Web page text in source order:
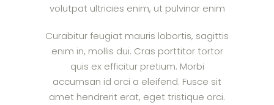
volutpat ultricies enim, ut pulvinar enim
Curabitur feugiat mauris lobortis, sagittis
enim in, mollis dui. Cras porttitor tortor
quis ex efficitur pretium. Morbi
accumsan id orci a eleifend. Fusce sit
amet hendrerit erat, eget tristique orci.